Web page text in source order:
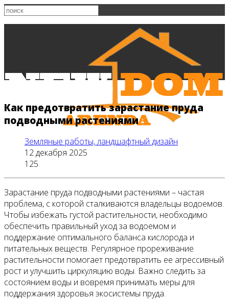
Главная
Все новости
Как предотвратить зарастание пруда
подводными растениями
Земляные работы, ландшафтный дизайн
12 декабря 2025
125
Зарастание пруда подводными растениями – частая
проблема, с которой сталкиваются владельцы водоемов.
Чтобы избежать густой растительности, необходимо
обеспечить правильный уход за водоемом и
поддержание оптимального баланса кислорода и
питательных веществ. Регулярное прореживание
растительности помогает предотвратить ее агрессивный
рост и улучшить циркуляцию воды. Важно следить за
состоянием воды и вовремя принимать меры для
поддержания здоровья экосистемы пруда.